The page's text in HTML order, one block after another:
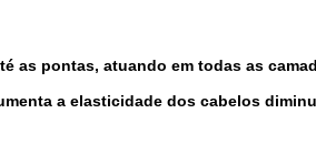
as pontas, atuando em todas as
a elasticidade dos cabelos